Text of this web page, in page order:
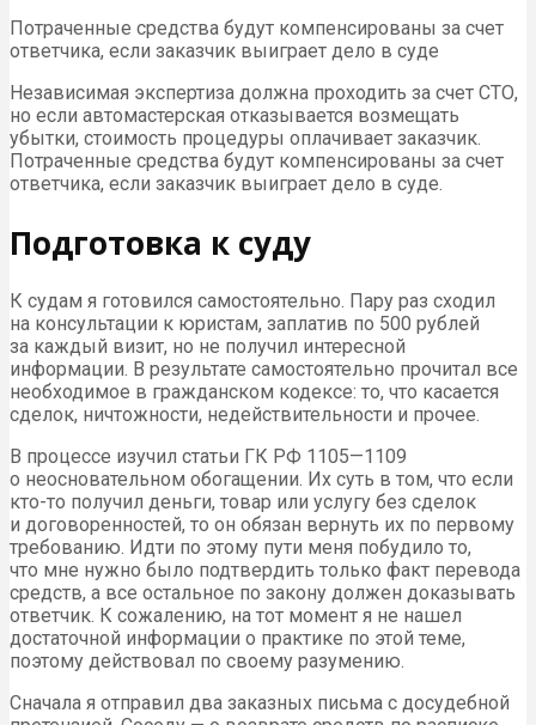
Потраченные средства будут компенсированы за счет
ответчика, если заказчик выиграет дело в суде
Независимая экспертиза должна проходить за счет СТО,
но если автомастерская отказывается возмещать
убытки, стоимость процедуры оплачивает заказчик.
Потраченные средства будут компенсированы за счет
ответчика, если заказчик выиграет дело в суде.
Подготовка к суду
К судам я готовился самостоятельно. Пару раз сходил
на консультации к юристам, заплатив по 500 рублей
за каждый визит, но не получил интересной
информации. В результате самостоятельно прочитал все
необходимое в гражданском кодексе: то, что касается
сделок, ничтожности, недействительности и прочее.
В процессе изучил статьи ГК РФ 1105—1109
о неосновательном обогащении. Их суть в том, что если
кто-то получил деньги, товар или услугу без сделок
и договоренностей, то он обязан вернуть их по первому
требованию. Идти по этому пути меня побудило то,
что мне нужно было подтвердить только факт перевода
средств, а все остальное по закону должен доказывать
ответчик. К сожалению, на тот момент я не нашел
достаточной информации о практике по этой теме,
поэтому действовал по своему разумению.
Сначала я отправил два заказных письма с досудебной